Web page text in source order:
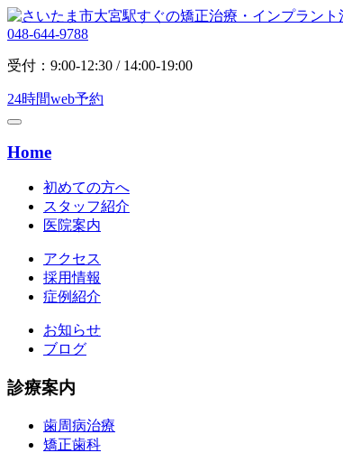
048-644-9788
受付：9:00-12:30 / 14:00-19:00
24時間web予約
Home
初めての方へ
スタッフ紹介
医院案内
アクセス
採用情報
症例紹介
お知らせ
ブログ
診療案内
歯周病治療
矯正歯科